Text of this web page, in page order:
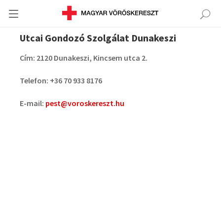
Utcai Gondozó Szolgálat Dunakeszi
Cím: 2120 Dunakeszi, Kincsem utca 2.
Telefon: +36 70 933 8176
E-mail: pest@voroskereszt.hu